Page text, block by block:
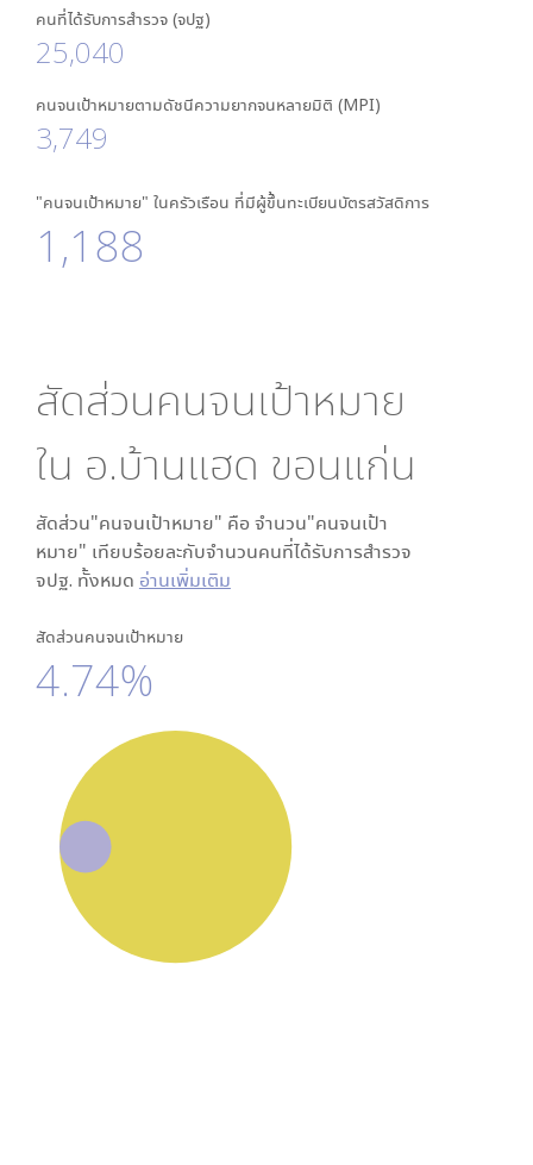
คนที่ได้รับการสำรวจ (จปฐ)
25,040
คนจนเป้าหมายตามดัชนีความยากจนหลายมิติ (MPI)
3,749
"คนจนเป้าหมาย" ในครัวเรือน ที่มีผู้ขึ้นทะเบียนบัตรสวัสดิการ
1,188
สัดส่วนคนจนเป้าหมาย
ใน อ.บ้านแฮด ขอนแก่น
สัดส่วน"คนจนเป้าหมาย" คือ จำนวน"คนจนเป้า
หมาย" เทียบร้อยละกับจำนวนคนที่ได้รับการสำรวจ
จปฐ. ทั้งหมด อ่านเพิ่มเติม
สัดส่วนคนจนเป้าหมาย
4.74%